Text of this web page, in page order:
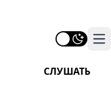
СЛУШАТЬ